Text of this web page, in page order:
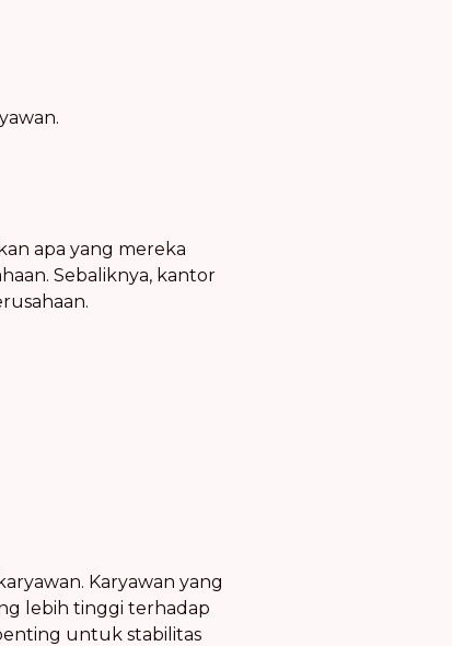
apa yang mereka
Sebaliknya, kantor
Karyawan yang
lebih tinggi terhadap
untuk stabilitas